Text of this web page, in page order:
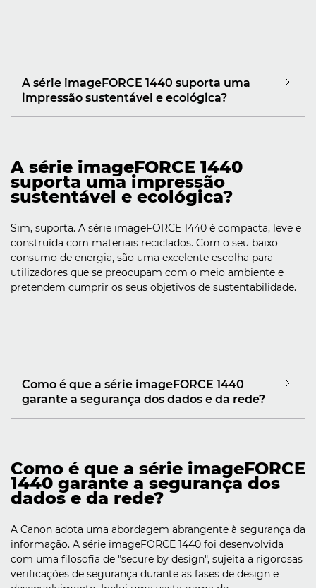
A série imageFORCE 1440 suporta uma
impressão sustentável e ecológica?
A série imageFORCE 1440
suporta uma impressão
sustentável e ecológica?
Sim, suporta. A série imageFORCE 1440 é compacta, leve e
construída com materiais reciclados. Com o seu baixo
consumo de energia, são uma excelente escolha para
utilizadores que se preocupam com o meio ambiente e
pretendem cumprir os seus objetivos de sustentabilidade.
Como é que a série imageFORCE 1440
garante a segurança dos dados e da rede?
Como é que a série imageFORCE
1440 garante a segurança dos
dados e da rede?
A Canon adota uma abordagem abrangente à segurança da
informação. A série imageFORCE 1440 foi desenvolvida
com uma filosofia de "secure by design", sujeita a rigorosas
verificações de segurança durante as fases de design e